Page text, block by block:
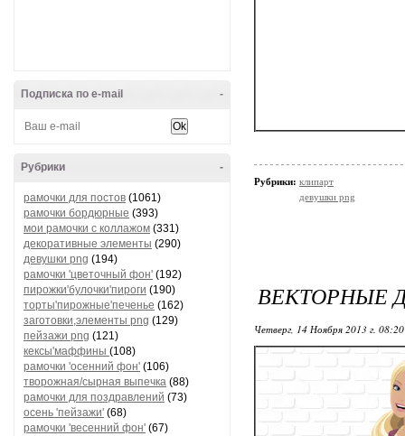
-
Подписка по e-mail
-
Рубрики
рамочки для постов (1061)
рамочки бордюрные (393)
мои рамочки с коллажом (331)
декоративные элементы (290)
девушки png (194)
рамочки 'цветочный фон' (192)
пирожки'булочки'пироги (190)
торты'пирожные'печенье (162)
заготовки,элементы png (129)
пейзажи png (121)
кексы'маффины (108)
рамочки 'осенний фон' (106)
творожная/сырная выпечка (88)
рамочки для поздравлений (73)
осень 'пейзажи' (68)
рамочки 'весенний фон' (67)
Рубрики: клипарт
девушки png
ВЕКТОРНЫЕ
Четверг, 14 Ноября 2013 г.